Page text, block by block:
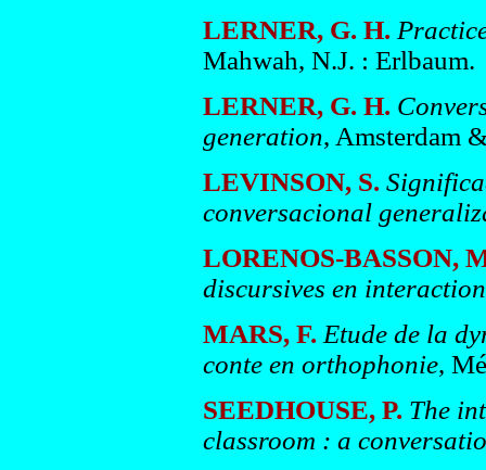
LERNER, G. H.
Mahwah, N.J. : Erlbaum.
LERNER, G. H.
generation, Amsterdam
LEVINSON, S.
conversacional
LORENOS-BASSON,
discursives en interaction
MARS, F. Etude de la
conte en orthophonie,
SEEDHOUSE, P. The
classroom : a